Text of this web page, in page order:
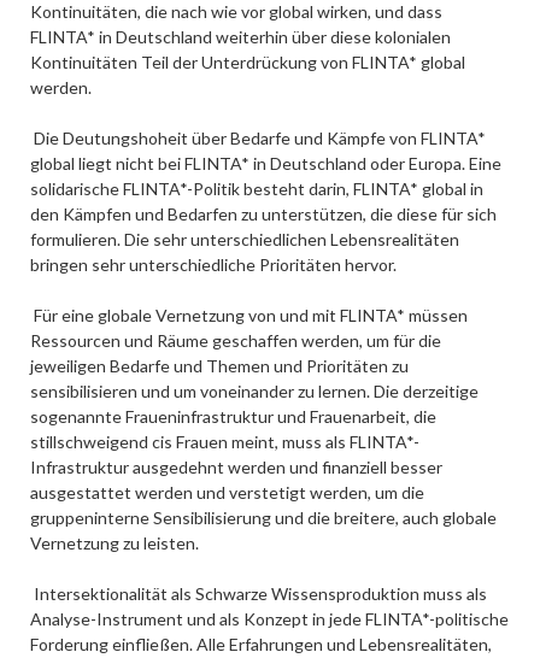
Kontinuitäten, die nach wie vor global wirken, und dass
FLINTA* in Deutschland weiterhin über diese kolonialen
Kontinuitäten Teil der Unterdrückung von FLINTA* global
werden.
Die Deutungshoheit über Bedarfe und Kämpfe von FLINTA*
global liegt nicht bei FLINTA* in Deutschland oder Europa. Eine
solidarische FLINTA*-Politik besteht darin, FLINTA* global in
den Kämpfen und Bedarfen zu unterstützen, die diese für sich
formulieren. Die sehr unterschiedlichen Lebensrealitäten
bringen sehr unterschiedliche Prioritäten hervor.
Für eine globale Vernetzung von und mit FLINTA* müssen
Ressourcen und Räume geschaffen werden, um für die
jeweiligen Bedarfe und Themen und Prioritäten zu
sensibilisieren und um voneinander zu lernen. Die derzeitige
sogenannte Fraueninfrastruktur und Frauenarbeit, die
stillschweigend cis Frauen meint, muss als FLINTA*-
Infrastruktur ausgedehnt werden und finanziell besser
ausgestattet werden und verstetigt werden, um die
gruppeninterne Sensibilisierung und die breitere, auch globale
Vernetzung zu leisten.
Intersektionalität als Schwarze Wissensproduktion muss als
Analyse-Instrument und als Konzept in jede FLINTA*-politische
Forderung einfließen. Alle Erfahrungen und Lebensrealitäten,